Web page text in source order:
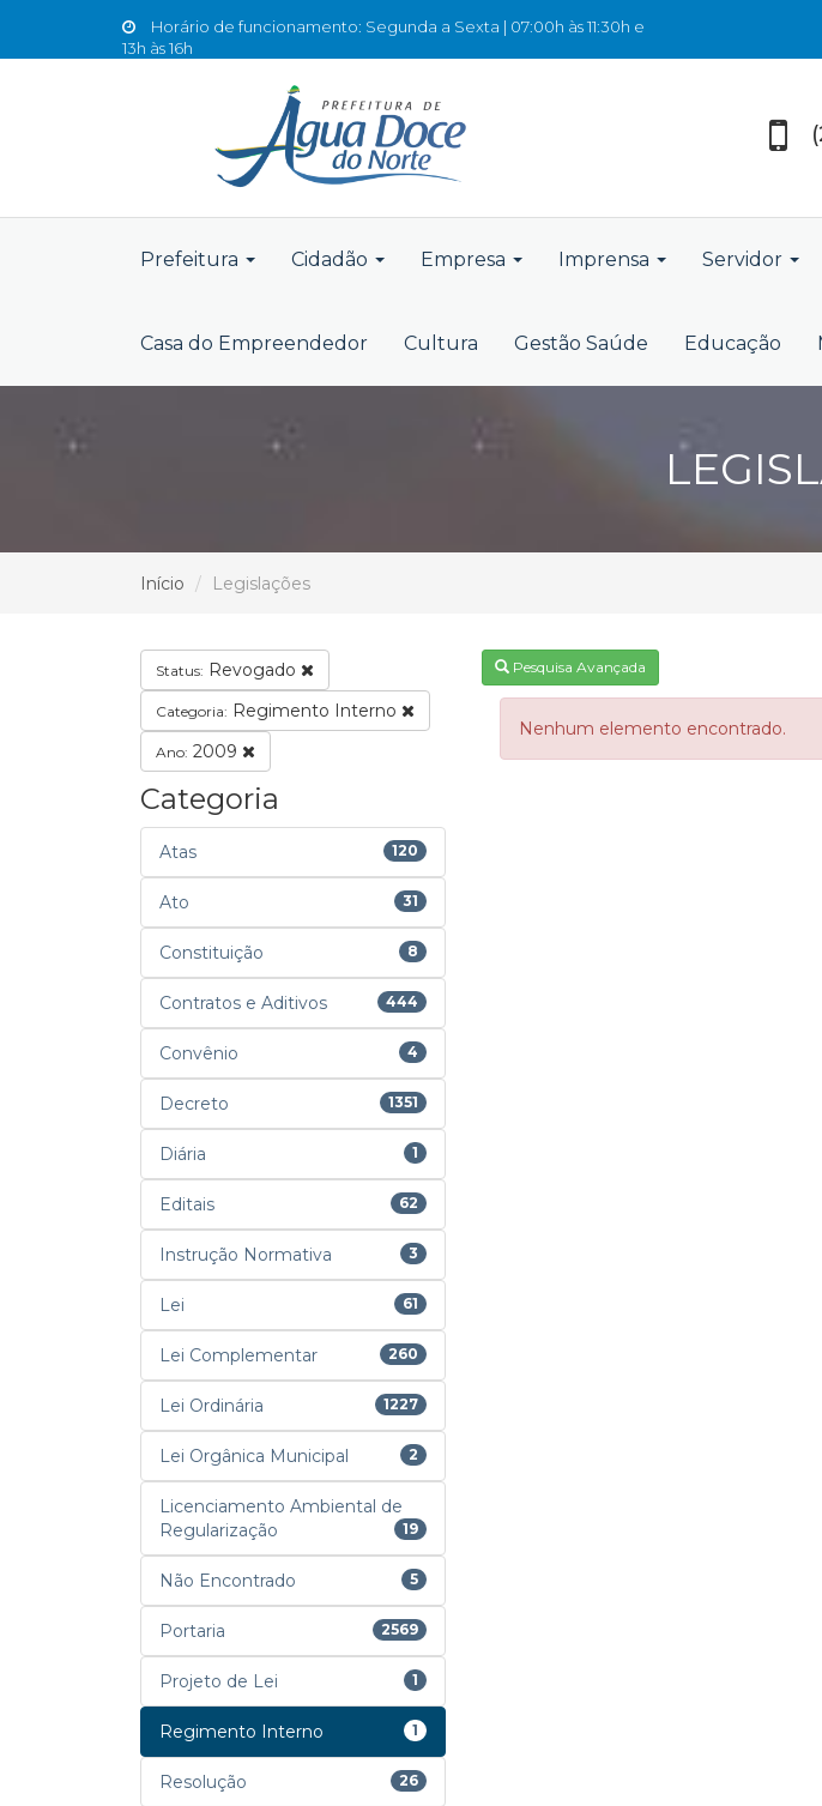
Horário de funcionamento: Segunda a Sexta | 07:00h às 11:30h e
13h às 16h
Prefeitura Cidadão Empresa Imprensa Servidor
Casa do Empreendedor Cultura Gestão Saúde Educação
Início Legislações
Status: Revogado
Categoria: Regimento Interno
Ano: 2009
Categoria
Atas 120
Ato 31
Constituição 8
Contratos e Aditivos 444
Convênio 4
Decreto 1351
Diária 1
Editais 62
Instrução Normativa 3
Lei 61
Lei Complementar 260
Lei Ordinária 1227
Lei Orgânica Municipal 2
Licenciamento Ambiental de
Regularização
19
Não Encontrado 5
Portaria 2569
Projeto de Lei 1
Regimento Interno 1
Resolução 26
Pesquisa Avançada
Nenhum elemento encontrado.